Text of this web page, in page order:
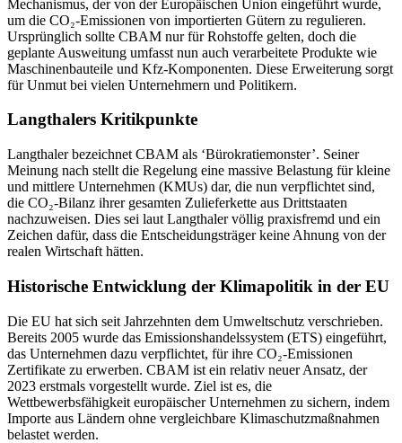
Mechanismus, der von der Europäischen Union eingeführt wurde,
um die CO₂-Emissionen von importierten Gütern zu regulieren.
Ursprünglich sollte CBAM nur für Rohstoffe gelten, doch die
geplante Ausweitung umfasst nun auch verarbeitete Produkte wie
Maschinenbauteile und Kfz-Komponenten. Diese Erweiterung sorgt
für Unmut bei vielen Unternehmern und Politikern.
Langthalers Kritikpunkte
Langthaler bezeichnet CBAM als ‘Bürokratiemonster’. Seiner
Meinung nach stellt die Regelung eine massive Belastung für kleine
und mittlere Unternehmen (KMUs) dar, die nun verpflichtet sind,
die CO₂-Bilanz ihrer gesamten Zulieferkette aus Drittstaaten
nachzuweisen. Dies sei laut Langthaler völlig praxisfremd und ein
Zeichen dafür, dass die Entscheidungsträger keine Ahnung von der
realen Wirtschaft hätten.
Historische Entwicklung der Klimapolitik in der EU
Die EU hat sich seit Jahrzehnten dem Umweltschutz verschrieben.
Bereits 2005 wurde das Emissionshandelssystem (ETS) eingeführt,
das Unternehmen dazu verpflichtet, für ihre CO₂-Emissionen
Zertifikate zu erwerben. CBAM ist ein relativ neuer Ansatz, der
2023 erstmals vorgestellt wurde. Ziel ist es, die
Wettbewerbsfähigkeit europäischer Unternehmen zu sichern, indem
Importe aus Ländern ohne vergleichbare Klimaschutzmaßnahmen
belastet werden.